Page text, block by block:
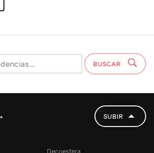
BUSCAR
SUBIR
Decoesfera